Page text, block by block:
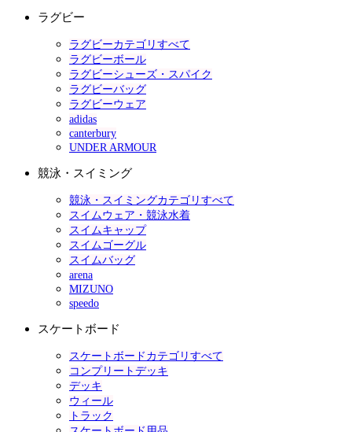
ラグビー
ラグビーカテゴリすべて
ラグビーボール
ラグビーシューズ・スパイク
ラグビーバッグ
ラグビーウェア
adidas
canterbury
UNDER ARMOUR
競泳・スイミング
競泳・スイミングカテゴリすべて
スイムウェア・競泳水着
スイムキャップ
スイムゴーグル
スイムバッグ
arena
MIZUNO
speedo
スケートボード
スケートボードカテゴリすべて
コンプリートデッキ
デッキ
ウィール
トラック